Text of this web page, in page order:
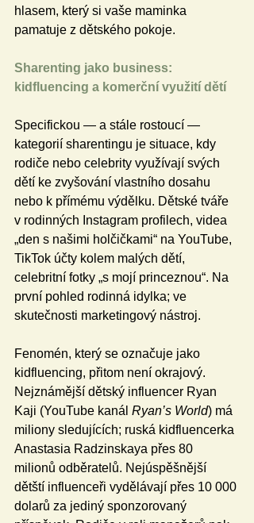
hlasem, který si vaše maminka
pamatuje z dětského pokoje.
Sharenting jako business:
kidfluencing a komerční využití dětí
Specifickou — a stále rostoucí —
kategorií sharentingu je situace, kdy
rodiče nebo celebrity využívají svých
dětí ke zvyšování vlastního dosahu
nebo k přímému výdělku. Dětské tváře
v rodinných Instagram profilech, videa
„den s našimi holčičkami“ na YouTube,
TikTok účty kolem malých dětí,
celebritní fotky „s mojí princeznou“. Na
první pohled rodinná idylka; ve
skutečnosti marketingový nástroj.
Fenomén, který se označuje jako
kidfluencing, přitom není okrajový.
Nejznámější dětský influencer Ryan
Kaji (YouTube kanál Ryan’s World) má
miliony sledujících; ruská kidfluencerka
Anastasia Radzinskaya přes 80
milionů odběratelů. Nejúspěšnější
dětští influenceři vydělávají přes 10 000
dolarů za jediný sponzorovaný